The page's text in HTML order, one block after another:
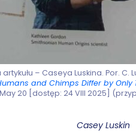
– Caseya Luskina. Por. C.
and Chimps Differ by Only
20 [dostęp: 24 VIII 2025]
Casey Luskin